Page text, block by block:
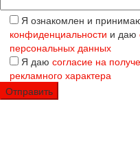
Я ознакомлен и
конфиденциальности и даю
персональных данных
Я даю согласие на
рекламного характера